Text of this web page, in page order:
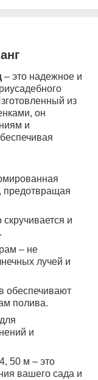
– это надежное и
из
он
и
предотвращая
скручивается и
– не
лучей и
обеспечивают
полива.
и
50 м – это
вашего сада и